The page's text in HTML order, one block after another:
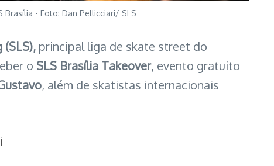
Brasília - Foto: Dan Pellicciari/ SLS
principal liga de skate street do
o SLS Brasília Takeover, evento gratuito
, além de skatistas internacionais